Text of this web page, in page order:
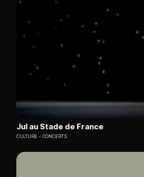
Jul au Stade de France
CULTURE CONCERTS